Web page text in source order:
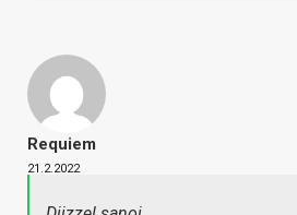
Requiem
21.2.2022